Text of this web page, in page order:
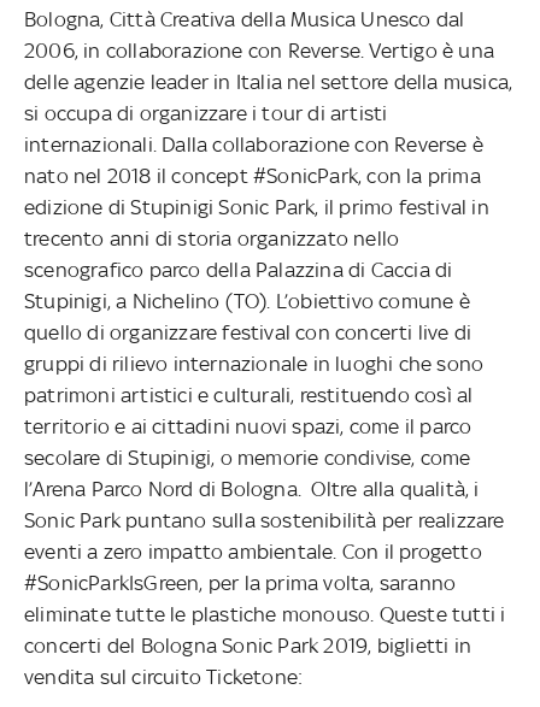
Bologna, Città Creativa della Musica Unesco dal
2006, in collaborazione con Reverse. Vertigo è una
delle agenzie leader in Italia nel settore della musica,
si occupa di organizzare i tour di artisti
internazionali. Dalla collaborazione con Reverse è
nato nel 2018 il concept #SonicPark, con la prima
edizione di Stupinigi Sonic Park, il primo festival in
trecento anni di storia organizzato nello
scenografico parco della Palazzina di Caccia di
Stupinigi, a Nichelino (TO). L’obiettivo comune è
quello di organizzare festival con concerti live di
gruppi di rilievo internazionale in luoghi che sono
patrimoni artistici e culturali, restituendo così al
territorio e ai cittadini nuovi spazi, come il parco
secolare di Stupinigi, o memorie condivise, come
l’Arena Parco Nord di Bologna. Oltre alla qualità, i
Sonic Park puntano sulla sostenibilità per realizzare
eventi a zero impatto ambientale. Con il progetto
#SonicParkIsGreen, per la prima volta, saranno
eliminate tutte le plastiche monouso. Queste tutti i
concerti del Bologna Sonic Park 2019, biglietti in
vendita sul circuito Ticketone: